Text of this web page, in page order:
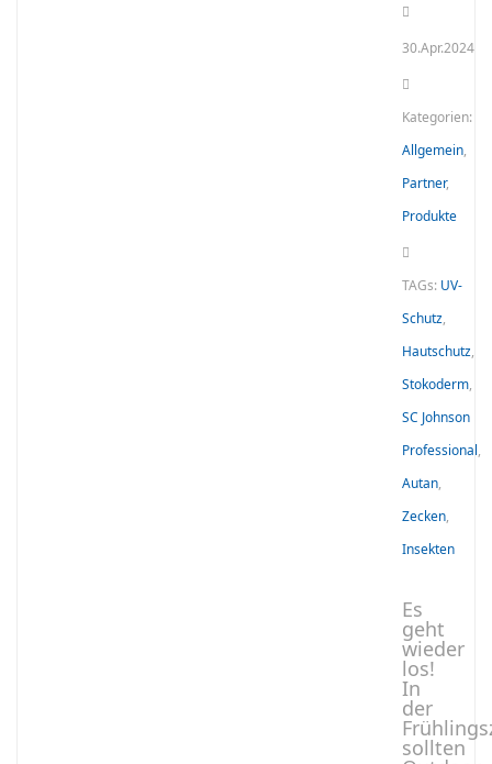
30.Apr.2024
Kategorien:
Allgemein,
Partner,
Produkte
TAGs: UV-
Schutz,
Hautschutz,
Stokoderm,
SC Johnson
Professional,
Autan,
Zecken,
Insekten
Es
geht
wieder
los!
In
der
sollten